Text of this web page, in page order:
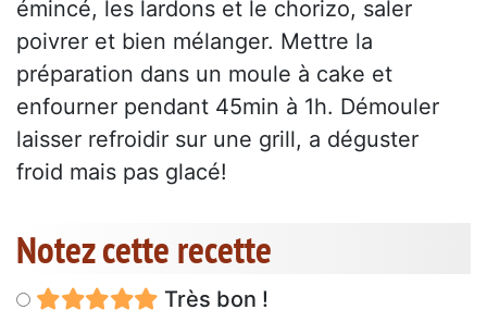
émincé, les lardons et le chorizo, saler
poivrer et bien mélanger. Mettre la
préparation dans un moule à cake et
enfourner pendant 45min à 1h. Démouler
laisser refroidir sur une grill, a déguster
froid mais pas glacé!
Notez cette recette
Très bon !